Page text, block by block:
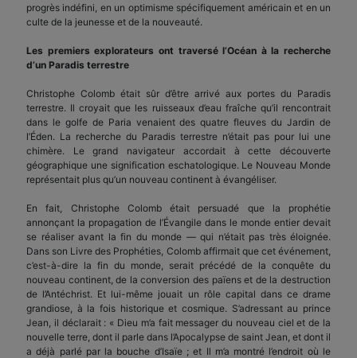
progrès indéfini, en un optimisme spécifiquement américain et en un
culte de la jeunesse et de la nouveauté.
Les premiers explorateurs ont traversé l’Océan à la recherche
d’un Paradis terrestre
Christophe Colomb était sûr d’être arrivé aux portes du Paradis
terrestre. Il croyait que les ruisseaux d’eau fraîche qu’il rencontrait
dans le golfe de Paria venaient des quatre fleuves du Jardin de
l’Éden. La recherche du Paradis terrestre n’était pas pour lui une
chimère. Le grand navigateur accordait à cette découverte
géographique une signification eschatologique. Le Nouveau Monde
représentait plus qu’un nouveau continent à évangéliser.
En fait, Christophe Colomb était persuadé que la prophétie
annonçant la propagation de l’Évangile dans le monde entier devait
se réaliser avant la fin du monde — qui n’était pas très éloignée.
Dans son Livre des Prophéties, Colomb affirmait que cet événement,
c’est-à-dire la fin du monde, serait précédé de la conquête du
nouveau continent, de la conversion des païens et de la destruction
de l’Antéchrist. Et lui-même jouait un rôle capital dans ce drame
grandiose, à la fois historique et cosmique. S’adressant au prince
Jean, il déclarait : « Dieu m’a fait messager du nouveau ciel et de la
nouvelle terre, dont il parle dans l’Apocalypse de saint Jean, et dont il
a déjà parlé par la bouche d’Isaïe ; et Il m’a montré l’endroit où le